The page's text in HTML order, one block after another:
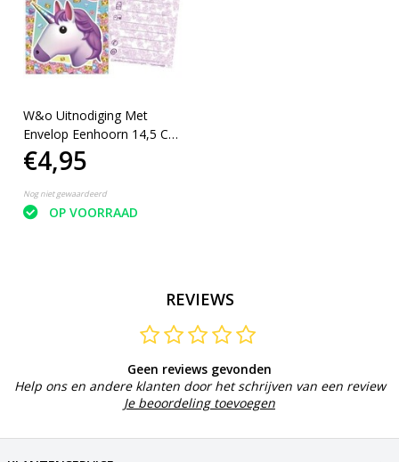
W&o Uitnodiging Met
Envelop Eenhoorn 14,5 Cm
Roze 5 Stuks
€4,95
Nog niet gewaardeerd
OP VOORRAAD
REVIEWS
Geen reviews gevonden
Help ons en andere klanten door het schrijven van een review
Je beoordeling toevoegen